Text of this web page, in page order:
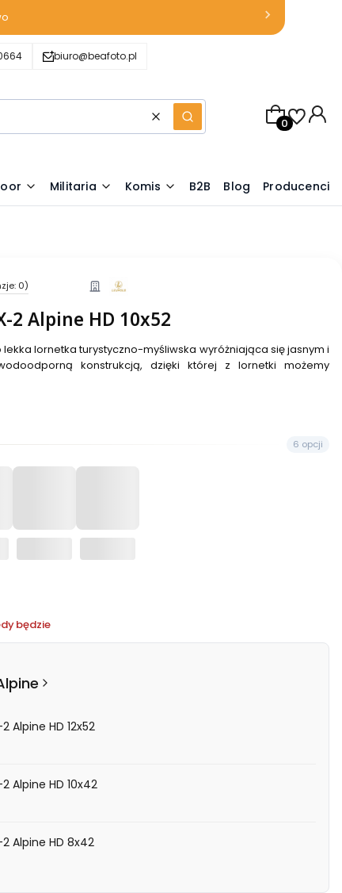
biuro@beafoto.pl
WyczyśćSzukaj
Produkty w
Militaria Komis B2B Blog Producenci
0)
2 Alpine HD 10x52
lornetka turystyczno-myśliwska wyróżniająca się jasnym i
konstrukcją, dzięki której z lornetki możemy
6 opcji
będzie
Alpine HD 12x52
Alpine HD 10x42
Alpine HD 8x42